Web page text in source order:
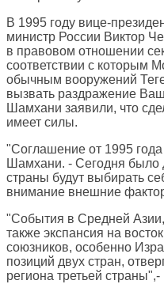
В 1995 году вице-
министр России Виктор
в правовом отношении
соответствии с которым
обычным вооружений
вызвать раздражение
Шамхани заявили, что
имеет силы.
"Соглашение от 1995
Шамхани. - Сегодня было
страны будут выбирать
внимание внешние
"События в Средней
также экспансия на
союзников, особенно
позиций двух стран,
региона третьей